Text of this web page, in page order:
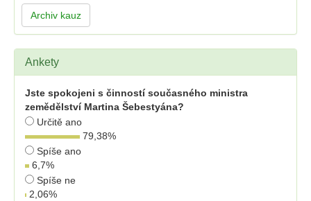
Archiv kauz
Ankety
Jste spokojeni s činností současného ministra
zemědělství Martina Šebestyána?
Určitě ano
79,38%
Spíše ano
6,7%
Spíše ne
2,06%